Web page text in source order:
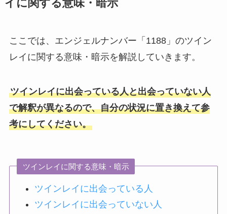
イに関する意味・暗示
ここでは、エンジェルナンバー「1188」のツイン
レイに関する意味・暗示を解説していきます。
ツインレイに出会っている人と出会っていない人
で解釈が異なるので、自分の状況に置き換えて参
考にしてください。
ツインレイに関する意味・暗示
ツインレイに出会っている人
ツインレイに出会っていない人